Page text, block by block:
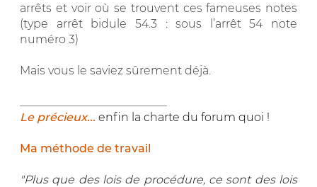
arrêts et voir où se trouvent ces fameuses notes
(type arrêt bidule 54.3 : sous l’arrêt 54 note
numéro 3)
Mais vous le saviez sûrement déjà.
Le précieux... enfin la charte du forum quoi !
Ma méthode de travail
"Plus que des lois de procédure, ce sont des lois